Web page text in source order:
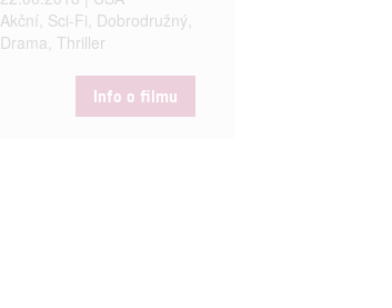
Akční, Sci-Fi, Dobrodružný,
Drama, Thriller
Info o filmu